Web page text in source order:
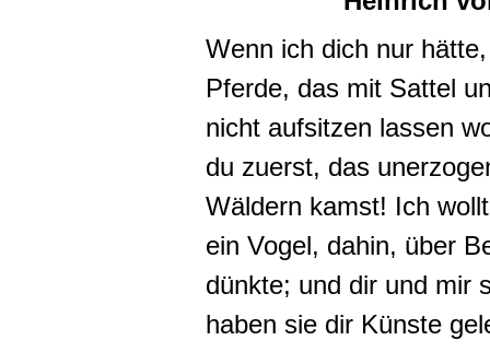
Wenn ich dich nur
Pferde, das mit Sattel
nicht aufsitzen lassen
du zuerst, das
Wäldern kamst! Ich
ein Vogel, dahin, über
dünkte; und dir und mir
haben sie dir Künste